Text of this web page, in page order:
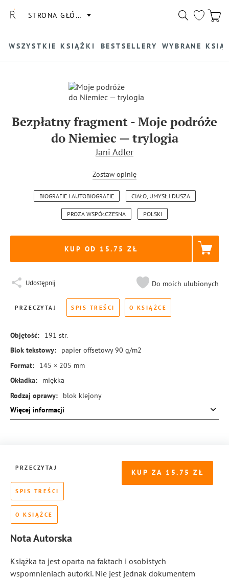
STRONA GŁÓWNA
WSZYSTKIE KSIĄŻKI BESTSELLERY WYBRANE
Bezpłatny fragment-Moje podróże
do Niemiec — trylogia
Jani Adler
Zostaw opinię
BIOGRAFIE I AUTOBIOGRAFIE CIAŁO, UMYSŁ I DUSZA
PROZA WSPÓŁCZESNA POLSKI
KUP OD 15.75
Udostępnij Do moich ulubionych
PRZECZYTAJ SPIS TREŚCI O KSIĄŻCE
Objętość: 191 str.
Blok tekstowy:
papier offsetowy 90 g/m2
Format:
145 × 205 mm
Okładka:
miękka
Rodzaj oprawy:
blok klejony
ISBN:
978-83-8455-425-8
Więcej informacji
KUP ZA 15.75
PRZECZYTAJ
SPIS TREŚCI
O KSIĄŻCE
Nota Autorska
Książka ta jest oparta na faktach i osobistych
wspomnieniach autorki. Nie jest jednak dokumentem